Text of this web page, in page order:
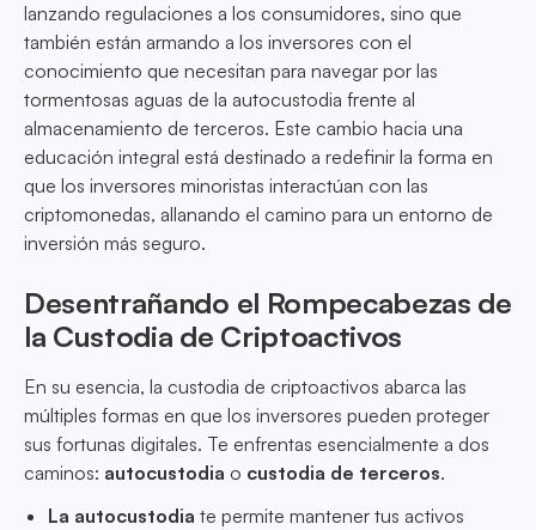
lanzando regulaciones a los consumidores, sino que
también están armando a los inversores con el
conocimiento que necesitan para navegar por las
tormentosas aguas de la autocustodia frente al
almacenamiento de terceros. Este cambio hacia una
educación integral está destinado a redefinir la forma en
que los inversores minoristas interactúan con las
criptomonedas, allanando el camino para un entorno de
inversión más seguro.
Desentrañando el Rompecabezas de
la Custodia de Criptoactivos
En su esencia, la custodia de criptoactivos abarca las
múltiples formas en que los inversores pueden proteger
sus fortunas digitales. Te enfrentas esencialmente a dos
caminos: autocustodia o custodia de terceros.
La autocustodia te permite mantener tus activos